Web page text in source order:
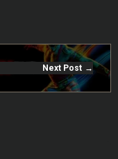
Next Post